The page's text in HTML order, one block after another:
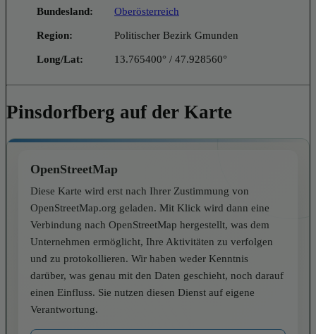
Bundesland: Oberösterreich
Region: Politischer Bezirk Gmunden
Long/Lat: 13.765400° / 47.928560°
Pinsdorfberg auf der Karte
OpenStreetMap
Diese Karte wird erst nach Ihrer Zustimmung von
OpenStreetMap.org geladen. Mit Klick wird dann eine
Verbindung nach OpenStreetMap hergestellt, was dem
Unternehmen ermöglicht, Ihre Aktivitäten zu verfolgen
und zu protokollieren. Wir haben weder Kenntnis
darüber, was genau mit den Daten geschieht, noch darauf
einen Einfluss. Sie nutzen diesen Dienst auf eigene
Verantwortung.